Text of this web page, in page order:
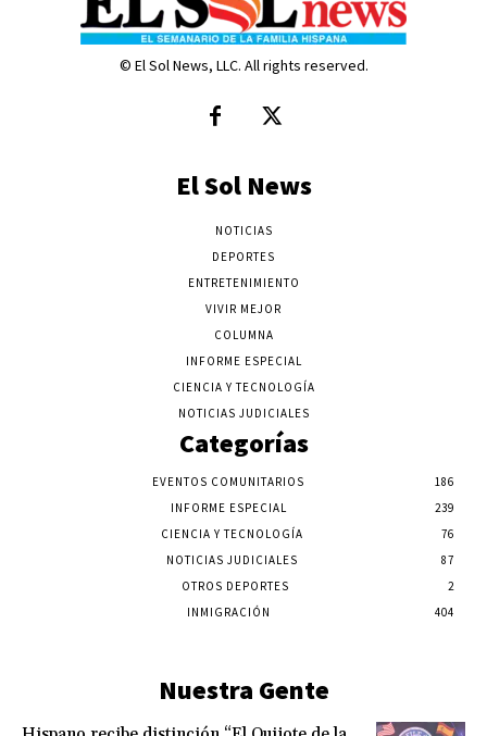
© El Sol News, LLC. All rights reserved.
El Sol News
NOTICIAS
DEPORTES
ENTRETENIMIENTO
VIVIR MEJOR
COLUMNA
INFORME ESPECIAL
CIENCIA Y TECNOLOGÍA
NOTICIAS JUDICIALES
Categorías
EVENTOS COMUNITARIOS
186
INFORME ESPECIAL
239
CIENCIA Y TECNOLOGÍA
76
NOTICIAS JUDICIALES
87
OTROS DEPORTES
2
INMIGRACIÓN
404
Nuestra Gente